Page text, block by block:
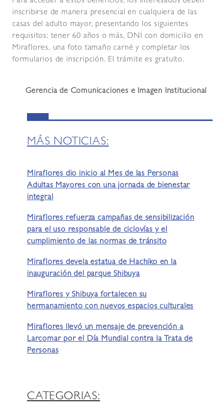
inscribirse de manera presencial en cualquiera de las
casas del adulto mayor, presentando los siguientes
requisitos: tener 60 años o más, DNI con domicilio en
Miraflores, una foto tamaño carné y completar los
formularios de inscripción. El trámite es gratuito.
Gerencia de Comunicaciones e Imagen Institucional
MÁS NOTICIAS:
Miraflores dio inicio al Mes de las Personas
Adultas Mayores con una jornada de bienestar
integral
Miraflores refuerza campañas de sensibilización
para el uso responsable de ciclovías y el
cumplimiento de las normas de tránsito
Miraflores devela estatua de Hachiko en la
inauguración del parque Shibuya
Miraflores y Shibuya fortalecen su
hermanamiento con nuevos espacios culturales
Miraflores llevó un mensaje de prevención a
Larcomar por el Día Mundial contra la Trata de
Personas
CATEGORIAS: